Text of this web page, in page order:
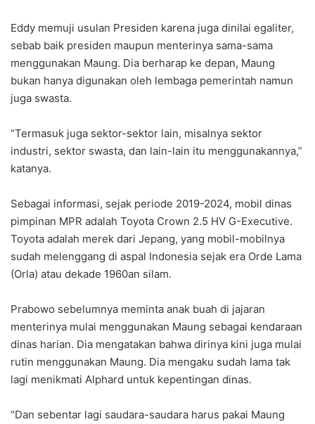
Eddy memuji usulan Presiden karena juga dinilai egaliter,
sebab baik presiden maupun menterinya sama-sama
menggunakan Maung. Dia berharap ke depan, Maung
bukan hanya digunakan oleh lembaga pemerintah namun
juga swasta.
“Termasuk juga sektor-sektor lain, misalnya sektor
industri, sektor swasta, dan lain-lain itu menggunakannya,”
katanya.
Sebagai informasi, sejak periode 2019-2024, mobil dinas
pimpinan MPR adalah Toyota Crown 2.5 HV G-Executive.
Toyota adalah merek dari Jepang, yang mobil-mobilnya
sudah melenggang di aspal Indonesia sejak era Orde Lama
(Orla) atau dekade 1960an silam.
Prabowo sebelumnya meminta anak buah di jajaran
menterinya mulai menggunakan Maung sebagai kendaraan
dinas harian. Dia mengatakan bahwa dirinya kini juga mulai
rutin menggunakan Maung. Dia mengaku sudah lama tak
lagi menikmati Alphard untuk kepentingan dinas.
“Dan sebentar lagi saudara-saudara harus pakai Maung